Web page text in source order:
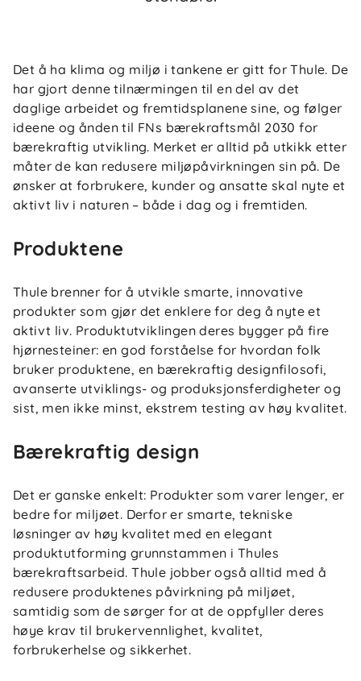
Det å ha klima og miljø i tankene er gitt for Thule. De
har gjort denne tilnærmingen til en del av det
daglige arbeidet og fremtidsplanene sine, og følger
ideene og ånden til FNs bærekraftsmål 2030 for
bærekraftig utvikling. Merket er alltid på utkikk etter
måter de kan redusere miljøpåvirkningen sin på. De
ønsker at forbrukere, kunder og ansatte skal nyte et
aktivt liv i naturen – både i dag og i fremtiden.
Produktene
Thule brenner for å utvikle smarte, innovative
produkter som gjør det enklere for deg å nyte et
aktivt liv. Produktutviklingen deres bygger på fire
hjørnesteiner: en god forståelse for hvordan folk
bruker produktene, en bærekraftig designfilosofi,
avanserte utviklings- og produksjonsferdigheter og
sist, men ikke minst, ekstrem testing av høy kvalitet.
Bærekraftig design
Det er ganske enkelt: Produkter som varer lenger, er
bedre for miljøet. Derfor er smarte, tekniske
løsninger av høy kvalitet med en elegant
produktutforming grunnstammen i Thules
bærekraftsarbeid. Thule jobber også alltid med å
redusere produktenes påvirkning på miljøet,
samtidig som de sørger for at de oppfyller deres
høye krav til brukervennlighet, kvalitet,
forbrukerhelse og sikkerhet.